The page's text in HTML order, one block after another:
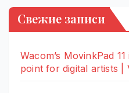
Свежие записи
Wacom’s MovinkPad
point for digital artists |